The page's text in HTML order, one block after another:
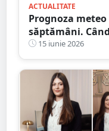
ACTUALITATE
Prognoza
săptămâni.
Satu Mare
15 iunie 2026